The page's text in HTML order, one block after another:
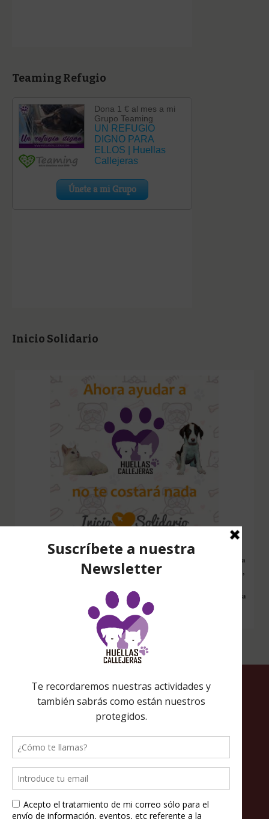
Teaming Refugio
Inicio Solidario
Configura nuestro Inicio Solidario en todos tus dispositivos y cada
vez que entres a hacer una búsqueda en internet desde esa página,
Amazon desde ahí, tu compra será solidaria sin ningún coste extra
para ti.